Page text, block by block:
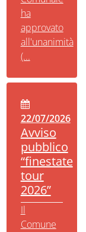
ha
approvato
all'unanimità
(...
22/07/2026
Avviso
pubblico
“finestate
tour
2026”
Il
Comune